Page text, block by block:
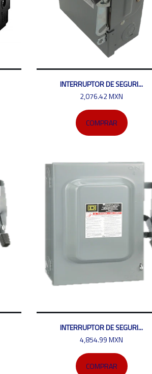
INTERRUPTOR DE SEGURI...
2,076.42 MXN
COMPRAR
INTERRUPTOR DE SEGURI...
4,854.99 MXN
COMPRAR